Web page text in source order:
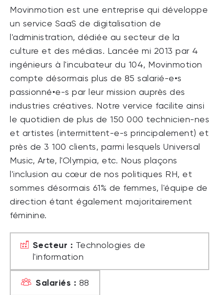
Movinmotion est une entreprise qui développe
un service SaaS de digitalisation de
l'administration, dédiée au secteur de la
culture et des médias. Lancée mi 2013 par 4
ingénieurs à l'incubateur du 104, Movinmotion
compte désormais plus de 85 salarié-e•s
passionné•e-s par leur mission auprès des
industries créatives. Notre vervice facilite ainsi
le quotidien de plus de 150 000 technicien-nes
et artistes (intermittent-e-s principalement) et
près de 3 100 clients, parmi lesquels Universal
Music, Arte, l'Olympia, etc. Nous plaçons
l'inclusion au cœur de nos politiques RH, et
sommes désormais 61% de femmes, l'équipe de
direction étant également majoritairement
féminine.
Secteur : Technologies de
l'information
Salariés : 88